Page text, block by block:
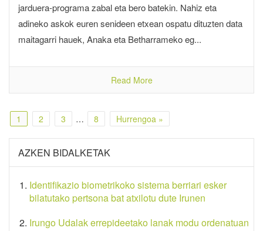
jarduera-programa zabal eta bero batekin. Nahiz eta
adineko askok euren senideen etxean ospatu dituzten data
maitagarri hauek, Anaka eta Betharrameko eg...
Read More
1 2 3 … 8 Hurrengoa »
AZKEN BIDALKETAK
Identifikazio biometrikoko sistema berriari esker
bilatutako pertsona bat atxilotu dute Irunen
Irungo Udalak errepideetako lanak modu ordenatuan